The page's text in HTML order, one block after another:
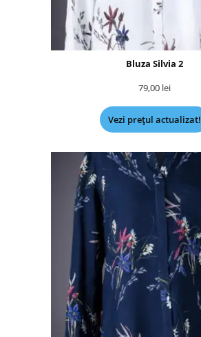
Bluza Silvia 2
79,00 lei
Vezi prețul actualizat!